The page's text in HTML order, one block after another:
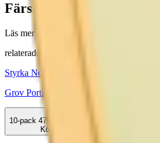
Färskt snus
Läs mer om hur du förvarar Prillan Portion
relaterade produkter
Styrka Normal · Large
Grov Portion
10-pack 479,50 kr
Köp